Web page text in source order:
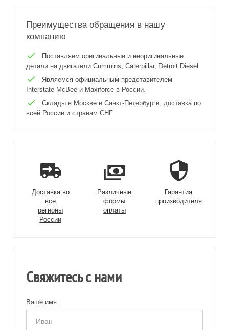
Преимущества обращения в нашу
компанию
Поставляем оригинальные и неоригинальные
детали на двигатели Cummins, Caterpillar, Detroit Diesel.
Являемся официальным представителем
Interstate-McBee и Maxiforce в России.
Склады в Москве и Санкт-Петербурге, доставка по
всей России и странам СНГ.
Доставка во
все
регионы
России
Различные
формы
оплаты
Гарантия
производителя
Свяжитесь с нами
Ваше имя: